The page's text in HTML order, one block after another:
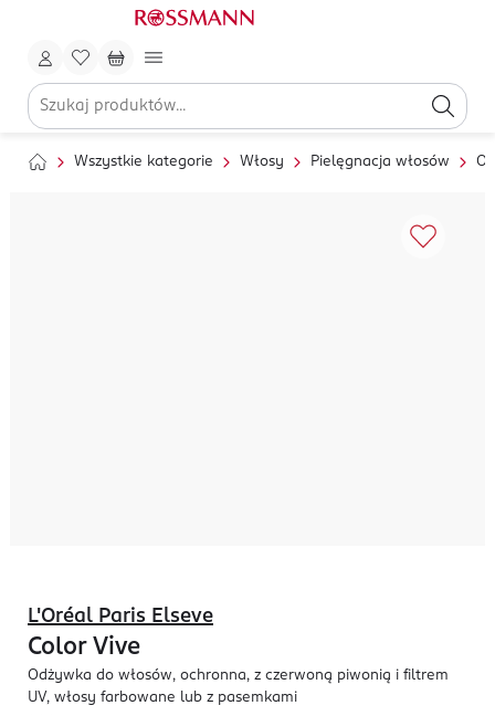
Wszystkie kategorie Włosy Pielęgnacja włosów
L'Oréal Paris Elseve
Color Vive
Odżywka do włosów, ochronna, z czerwoną piwonią i filtrem
UV, włosy farbowane lub z pasemkami